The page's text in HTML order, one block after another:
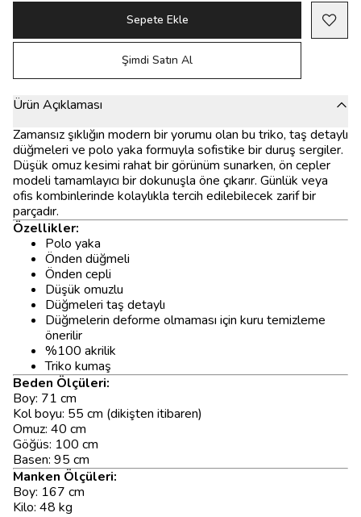
Sepete Ekle
Şimdi Satın Al
Ürün Açıklaması
Zamansız şıklığın modern bir yorumu olan bu triko, taş detaylı
düğmeleri ve polo yaka formuyla sofistike bir duruş sergiler.
Düşük omuz kesimi rahat bir görünüm sunarken, ön cepler
modeli tamamlayıcı bir dokunuşla öne çıkarır. Günlük veya
ofis kombinlerinde kolaylıkla tercih edilebilecek zarif bir
parçadır.
Özellikler:
Polo yaka
Önden düğmeli
Önden cepli
Düşük omuzlu
Düğmeleri taş detaylı
Düğmelerin deforme olmaması için kuru temizleme
önerilir
%100 akrilik
Triko kumaş
Beden Ölçüleri:
Boy: 71 cm
Kol boyu: 55 cm (dikişten itibaren)
Omuz: 40 cm
Göğüs: 100 cm
Basen: 95 cm
Manken Ölçüleri:
Boy: 167 cm
Kilo: 48 kg